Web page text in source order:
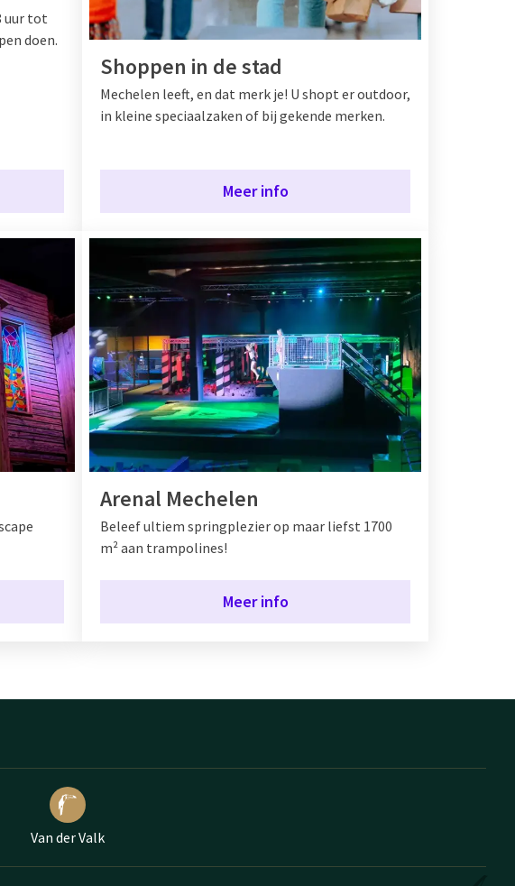
uur tot
doen.
Shoppen in de stad
Mechelen leeft, en dat merk je! U shopt er outdoor,
in kleine speciaalzaken of bij gekende merken.
Meer info
Arenal Mechelen
Beleef ultiem springplezier op maar liefst 1700
m² aan trampolines!
Meer info
Van der Valk